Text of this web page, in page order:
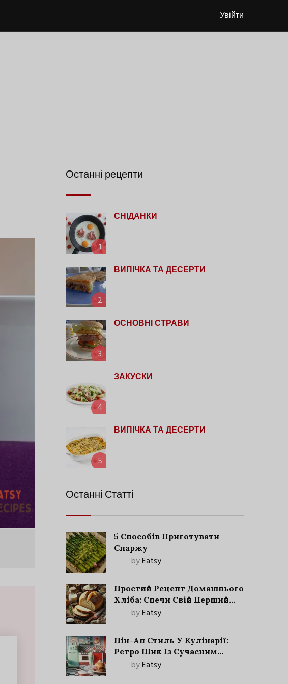
Увійти
Останні рецепти
1
СНІДАНКИ
2
ВИПІЧКА ТА ДЕСЕРТИ
3
ОСНОВНІ СТРАВИ
4
ЗАКУСКИ
5
ВИПІЧКА ТА ДЕСЕРТИ
Останні Статті
5 Способів Приготувати
Спаржу
byEatsy
Простий Рецепт Домашнього
Хліба: Спечи Свій Перший
Запашний Хліб!
byEatsy
Пін-Ап Стиль У Кулінарії:
Ретро Шик Із Сучасним
Акцентом
byEatsy